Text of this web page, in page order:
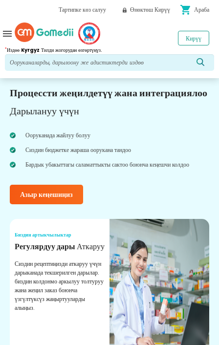
Тартипке көз салуу Өнөктөш Кирүү shopping_cart Араба
*Издөө Kyrgyz Тилди жогорудан өзгөртүңүз.
Кирүү
menu
Процессти жеңилдетүү жана интеграциялоо
Дарылануу үчүн
Ооруканада жайлуу болуу
Сиздин бюджетке жараша оорукана тандоо
Бардык убакыттагы саламаттыкты сактоо боюнча кеңешчи колдоо
Азыр кеңешиңиз
Биздин артыкчылыктар
Регулярдуу дарыАткаруу
Сиздин рецептиңизди аткаруу үчүн
дарыканада текшерилген дарылар.
биздин колдонмо аркылуу толтуруу
жана жеңил заказ боюнча
үзгүлтүксүз жаңыртууларды
алыңыз.